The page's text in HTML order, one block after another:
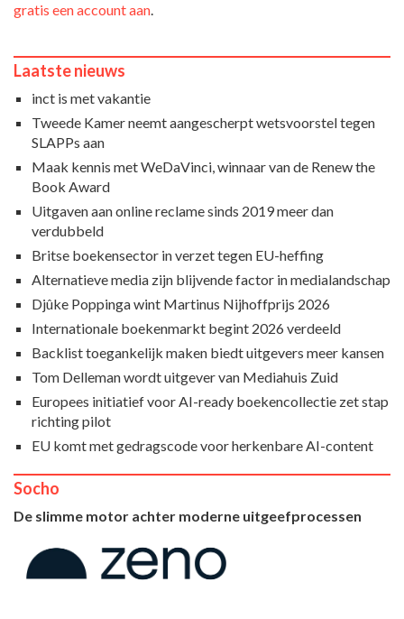
gratis een account aan.
Laatste nieuws
inct is met vakantie
Tweede Kamer neemt aangescherpt wetsvoorstel tegen
SLAPPs aan
Maak kennis met WeDaVinci, winnaar van de Renew the
Book Award
Uitgaven aan online reclame sinds 2019 meer dan
verdubbeld
Britse boekensector in verzet tegen EU-heffing
Alternatieve media zijn blijvende factor in medialandschap
Djûke Poppinga wint Martinus Nijhoffprijs 2026
Internationale boekenmarkt begint 2026 verdeeld
Backlist toegankelijk maken biedt uitgevers meer kansen
Tom Delleman wordt uitgever van Mediahuis Zuid
Europees initiatief voor AI-ready boekencollectie zet stap
richting pilot
EU komt met gedragscode voor herkenbare AI-content
Socho
De slimme motor achter moderne uitgeefprocessen